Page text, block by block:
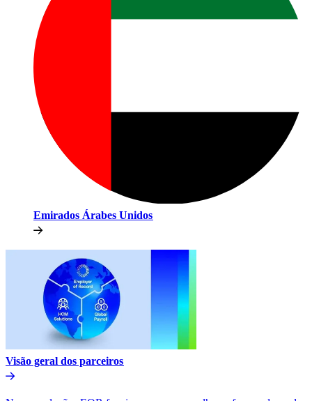
Emirados Árabes Unidos​​
Visão geral dos parceiros​​